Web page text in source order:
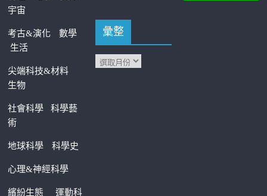
宇宙
考古&演化
數學
生活
尖端科技&材料
生物
社會科學科學藝
術
地球科學 科學史
心理&神經科學
繽紛生態運動科
彙整